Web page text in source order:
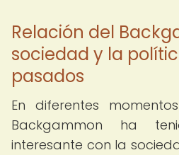
Relación del
sociedad y la
pasados
En diferentes
Backgammon ha
interesante con la